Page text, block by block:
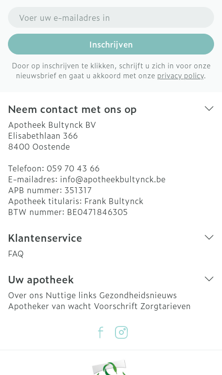
Inschrijven
Door op inschrijven te klikken, schrijft u zich in voor onze
nieuwsbrief en gaat u akkoord met onze privacy policy.
Neem contact met ons op
Apotheek Bultynck BV
Elisabethlaan 366
8400 Oostende
Telefoon: 059 70 43 66
E-mailadres: info@apotheekbultynck.be
APB nummer: 351317
Apotheek titularis: Frank Bultynck
BTW nummer: BE0471846305
Klantenservice
FAQ
Uw apotheek
Over ons Nuttige links Gezondheidsnieuws
Apotheker van wacht Voorschrift Zorgtarieven